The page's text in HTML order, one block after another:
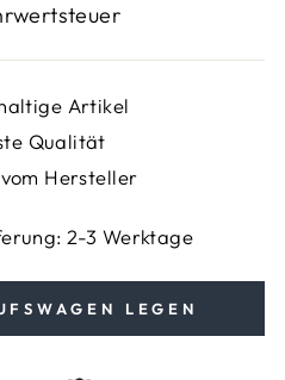
Artikel
Qualität
Hersteller
2-3 Werktage
LEGEN